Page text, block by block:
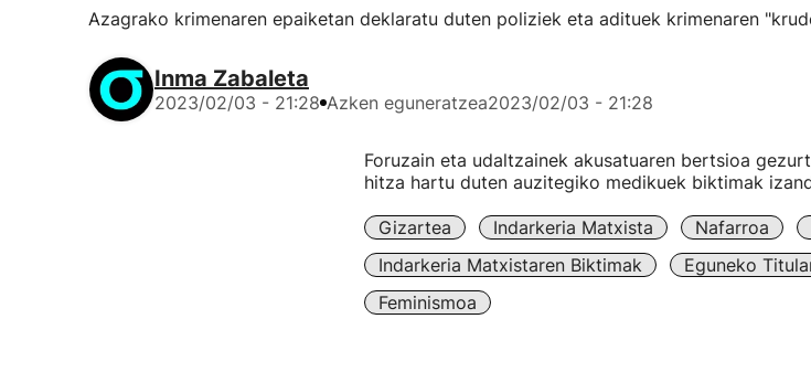
Azagrako krimenaren epaiketan deklaratu duten poliziek eta adituek krimenaren
Inma Zabaleta
2023/02/03 - 21:28 Azken eguneratzea2023/02/03 - 21:28
Foruzain eta udaltzainek akusatuaren bertsioa
hitza hartu duten auzitegiko medikuek biktimak
Gizartea Indarkeria Matxista Nafarroa
Indarkeria Matxistaren Biktimak
Eguneko
Feminismoa